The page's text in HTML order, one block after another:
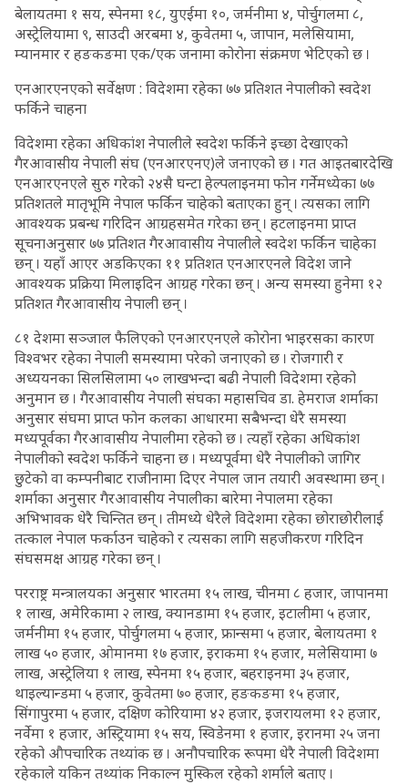
बेलायतमा १ सय, स्पेनमा १८, युएईमा १०, जर्मनीमा ४, पोर्चुगलमा ८,
अस्ट्रेलियामा ९, साउदी अरबमा ४, कुवेतमा ५, जापान, मलेसियामा,
म्यानमार र हङकङमा एक/एक जनामा कोरोना संक्रमण भेटिएको छ ।
एनआरएनएको सर्वेक्षण : विदेशमा रहेका ७७ प्रतिशत नेपालीको स्वदेश
फर्किने चाहना
विदेशमा रहेका अधिकांश नेपालीले स्वदेश फर्किने इच्छा देखाएको
गैरआवासीय नेपाली संघ (एनआरएनए)ले जनाएको छ । गत आइतबारदेखि
एनआरएनएले सुरु गरेको २४सै घन्टा हेल्पलाइनमा फोन गर्नेमध्येका ७७
प्रतिशतले मातृभूमि नेपाल फर्किन चाहेको बताएका हुन् । त्यसका लागि
आवश्यक प्रबन्ध गरिदिन आग्रहसमेत गरेका छन् । हटलाइनमा प्राप्त
सूचनाअनुसार ७७ प्रतिशत गैरआवासीय नेपालीले स्वदेश फर्किन चाहेका
छन् । यहाँ आएर अडकिएका ११ प्रतिशत एनआरएनले विदेश जाने
आवश्यक प्रक्रिया मिलाइदिन आग्रह गरेका छन् । अन्य समस्या हुनेमा १२
प्रतिशत गैरआवासीय नेपाली छन् ।
८१ देशमा सञ्जाल फैलिएको एनआरएनएले कोरोना भाइरसका कारण
विश्वभर रहेका नेपाली समस्यामा परेको जनाएको छ । रोजगारी र
अध्ययनका सिलसिलामा ५० लाखभन्दा बढी नेपाली विदेशमा रहेको
अनुमान छ । गैरआवासीय नेपाली संघका महासचिव डा. हेमराज शर्माका
अनुसार संघमा प्राप्त फोन कलका आधारमा सबैभन्दा धेरै समस्या
मध्यपूर्वका गैरआवासीय नेपालीमा रहेको छ । त्यहाँ रहेका अधिकांश
नेपालीको स्वदेश फर्किने चाहना छ । मध्यपूर्वमा धेरै नेपालीको जागिर
छुटेको वा कम्पनीबाट राजीनामा दिएर नेपाल जान तयारी अवस्थामा छन् ।
शर्माका अनुसार गैरआवासीय नेपालीका बारेमा नेपालमा रहेका
अभिभावक धेरै चिन्तित छन् । तीमध्ये धेरैले विदेशमा रहेका छोराछोरीलाई
तत्काल नेपाल फर्काउन चाहेको र त्यसका लागि सहजीकरण गरिदिन
संघसमक्ष आग्रह गरेका छन् ।
परराष्ट्र मन्त्रालयका अनुसार भारतमा १५ लाख, चीनमा ८ हजार, जापानमा
१ लाख, अमेरिकामा २ लाख, क्यानडामा १५ हजार, इटालीमा ५ हजार,
जर्मनीमा १५ हजार, पोर्चुगलमा ५ हजार, फ्रान्समा ५ हजार, बेलायतमा १
लाख ५० हजार, ओमानमा १७ हजार, इराकमा १५ हजार, मलेसियामा ७
लाख, अस्ट्रेलिया १ लाख, स्पेनमा १५ हजार, बहराइनमा ३५ हजार,
थाइल्यान्डमा ५ हजार, कुवेतमा ७० हजार, हङकङमा १५ हजार,
सिंगापुरमा ५ हजार, दक्षिण कोरियामा ४२ हजार, इजरायलमा १२ हजार,
नर्वेमा १ हजार, अस्ट्रियामा १५ सय, स्विडेनमा १ हजार, इरानमा २५ जना
रहेको औपचारिक तथ्यांक छ । अनौपचारिक रूपमा धेरै नेपाली विदेशमा
रहेकाले यकिन तथ्यांक निकाल्न मुस्किल रहेको शर्माले बताए ।